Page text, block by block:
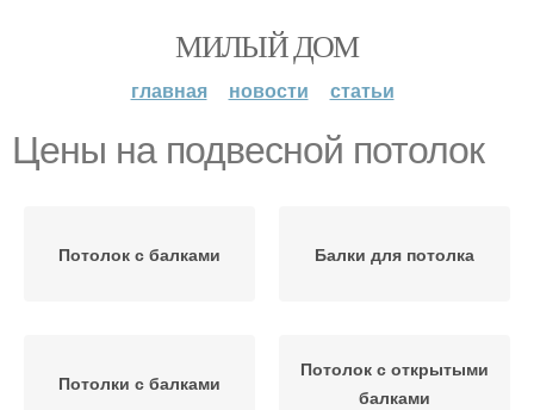
МИЛЫЙ ДОМ
главная новости статьи
Цены на подвесной потолок
Потолок с балками Балки для потолка
Потолки с балками
Потолок с открытыми
балками